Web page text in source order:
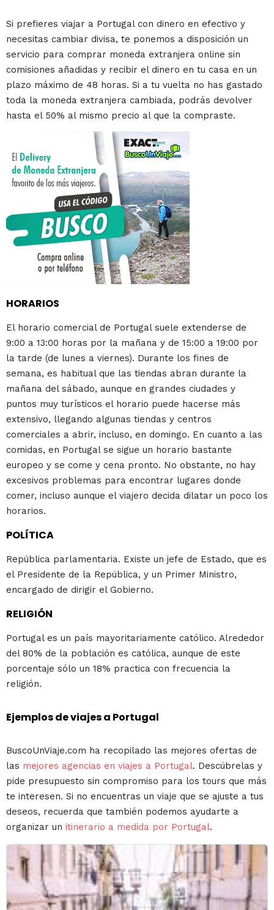
Si prefieres viajar a Portugal con dinero en efectivo y
necesitas cambiar divisa, te ponemos a disposición un
servicio para comprar moneda extranjera online sin
comisiones añadidas y recibir el dinero en tu casa en un
plazo máximo de 48 horas. Si a tu vuelta no has gastado
toda la moneda extranjera cambiada, podrás devolver
hasta el 50% al mismo precio al que la compraste.
HORARIOS
El horario comercial de Portugal suele extenderse de
9:00 a 13:00 horas por la mañana y de 15:00 a 19:00 por
la tarde (de lunes a viernes). Durante los fines de
semana, es habitual que las tiendas abran durante la
mañana del sábado, aunque en grandes ciudades y
puntos muy turísticos el horario puede hacerse más
extensivo, llegando algunas tiendas y centros
comerciales a abrir, incluso, en domingo. En cuanto a las
comidas, en Portugal se sigue un horario bastante
europeo y se come y cena pronto. No obstante, no hay
excesivos problemas para encontrar lugares donde
comer, incluso aunque el viajero decida dilatar un poco los
horarios.
POLÍTICA
República parlamentaria. Existe un jefe de Estado, que es
el Presidente de la República, y un Primer Ministro,
encargado de dirigir el Gobierno.
RELIGIÓN
Portugal es un país mayoritariamente católico. Alrededor
del 80% de la población es católica, aunque de este
porcentaje sólo un 18% practica con frecuencia la
religión.
Ejemplos de viajes a Portugal
BuscoUnViaje.com ha recopilado las mejores ofertas de
las mejores agencias en viajes a Portugal. Descúbrelas y
pide presupuesto sin compromiso para los tours que más
te interesen. Si no encuentras un viaje que se ajuste a tus
deseos, recuerda que también podemos ayudarte a
organizar un itinerario a medida por Portugal.